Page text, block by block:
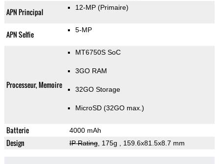
APN Principal 12-MP (Primaire)
APN Selfie 5-MP
Processeur, Memoire
MT6750S SoC
3GO RAM
32GO Storage
MicroSD (32GO max.)
Batterie 4000 mAh
Design IP Rating, 175g , 159.6x81.5x8.7 mm